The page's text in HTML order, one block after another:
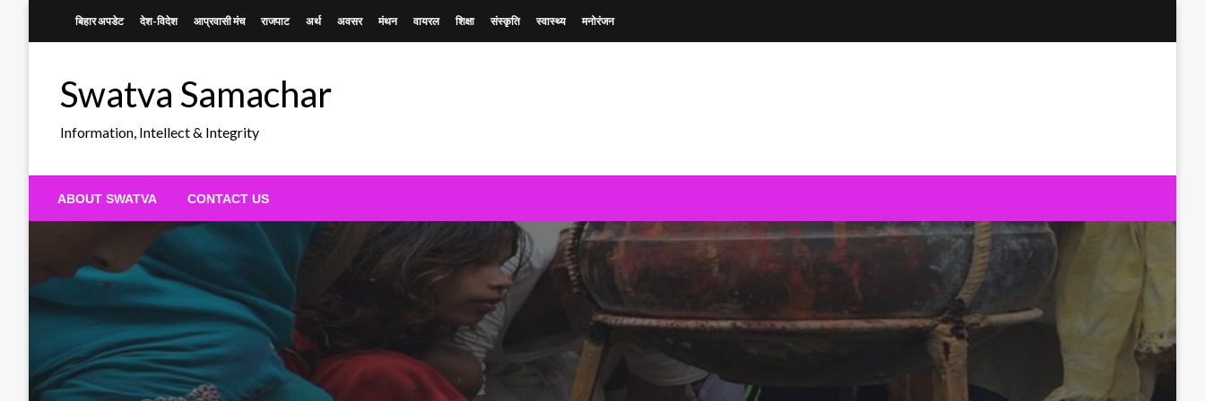
बिहार अपडेट देश-विदेश आप्रवासी मंच राजपाट अर्थ अवसर मंथन वायरल शिक्षा संस्कृति स्वास्थ्य मनोरंजन
Swatva Samachar
Information, Intellect & Integrity
ABOUT SWATVA CONTACT US